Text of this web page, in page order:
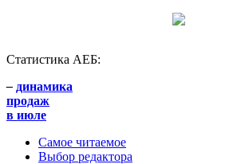
Статистика АЕБ:
– динамика
продаж
в июле
Самое читаемое
Выбор редактора